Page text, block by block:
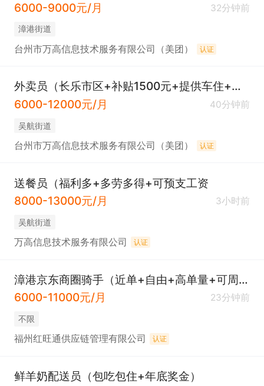
6000-9000元/月
32分钟前
​漳港街道
台州市万高信息技术服务有限公司（美团） 认证
外卖员（长乐市区+补贴1500元+提供车住+免费培训）
6000-12000元/月
40分钟前
吴航街道
台州市万高信息技术服务有限公司（美团） 认证
送餐员（福利多+多劳多得+可预支工资
8000-13000元/月
3小时前
吴航街道
万高信息技术服务有限公司 认证
漳港京东商圈骑手（近单+自由+高单量+可周结）
6000-11000元/月
23分钟前
不限
福州红旺通供应链管理有限公司 认证
鲜羊奶配送员（包吃包住+年底奖金）